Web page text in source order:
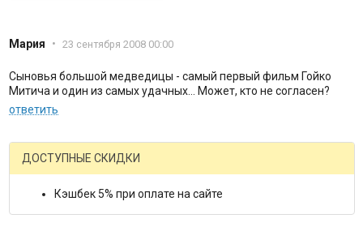
Мария • 23 сентября 2008 00:00
Сыновья большой медведицы - самый первый фильм Гойко
Митича и один из самых удачных... Может, кто не согласен?
ответить
ДОСТУПНЫЕ СКИДКИ
Кэшбек 5% при оплате на сайте